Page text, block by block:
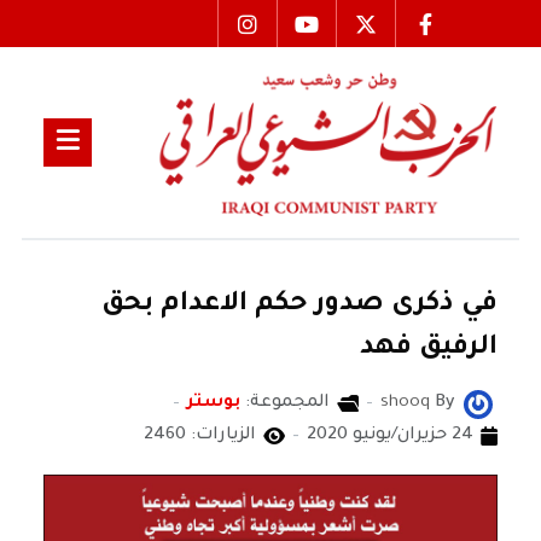
في ذكرى صدور حكم الاعدام بحق
الرفيق فهد
By
shooq المجموعة: بوستر
24 حزيران/يونيو 2020
الزيارات: 2460